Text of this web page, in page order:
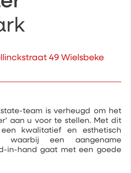
49 Wielsbeke
team is verheugd om het
aan u voor te stellen. Met dit
kwalitatief en esthetisch
waarbij een aangename
in-hand gaat met een goede